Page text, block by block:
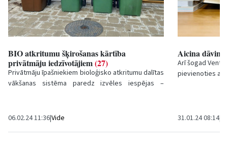
BIO atkritumu šķirošanas kārtība
privātmāju iedzīvotājiem(27)
Privātmāju īpašniekiem bioloģisko atkritumu dalītas
vākšanas sistēma paredz izvēles iespējas –
06.02.24 11:36|Vide
Aicina
Arī šogad
pievienoties
31.01.24 08:14|